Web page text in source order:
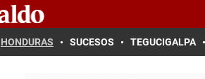
HONDURAS SUCESOS TEGUCIGALPA